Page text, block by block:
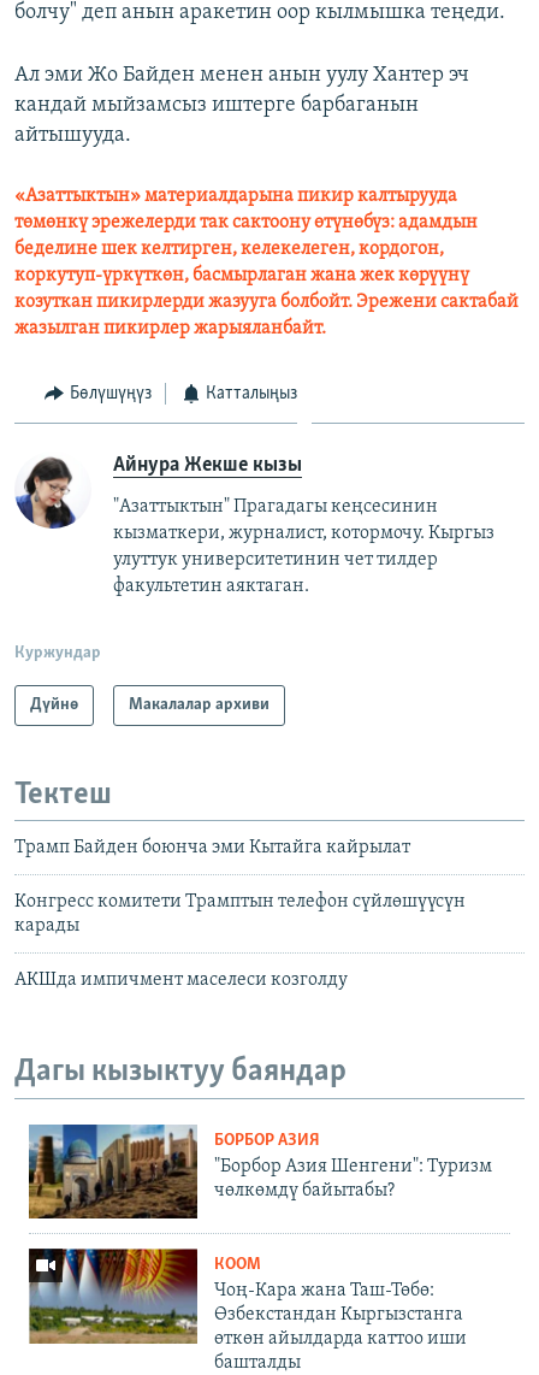
болчу" деп анын аракетин оор кылмышка теңеди.
Ал эми Жо Байден менен анын уулу Хантер эч
кандай мыйзамсыз иштерге барбаганын
айтышууда.
«Азаттыктын» материалдарына пикир калтырууда
төмөнкү эрежелерди так сактоону өтүнөбүз: адамдын
беделине шек келтирген, келекелеген, кордогон,
коркутуп-үркүткөн, басмырлаган жана жек көрүүнү
козуткан пикирлерди жазууга болбойт. Эрежени сактабай
жазылган пикирлер жарыяланбайт.
Бөлүшүңүз Катталыңыз
Айнура Жекше кызы
"Азаттыктын" Прагадагы кеңсесинин
кызматкери, журналист, котормочу. Кыргыз
улуттук университетинин чет тилдер
факультетин аяктаган.
Куржундар
Дүйнө Макалалар архиви
Тектеш
Трамп Байден боюнча эми Кытайга кайрылат
Конгресс комитети Трамптын телефон сүйлөшүүсүн
карады
АКШда импичмент маселеси козголду
Дагы кызыктуу баяндар
БОРБОР АЗИЯ
"Борбор Азия Шенгени": Туризм
чөлкөмдү байытабы?
КООМ
Чоң-Кара жана Таш-Төбө:
Өзбекстандан Кыргызстанга
өткөн айылдарда каттоо иши
башталды